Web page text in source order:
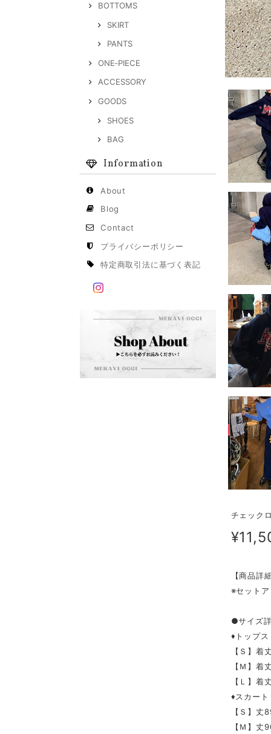
BOTTOMS
SKIRT
PANTS
ONE‐PIECE
ACCESSORY
GOODS
SHOES
BAG
Information
About
Blog
Contact
プライバシーポリシー
特定商取引法に基づく表記
チェック
【商品詳
※セット
●サイズ
♦トップス
【Ｓ】
【Ｍ】
【Ｌ】
♦スカート
【Ｓ】
【Ｍ】